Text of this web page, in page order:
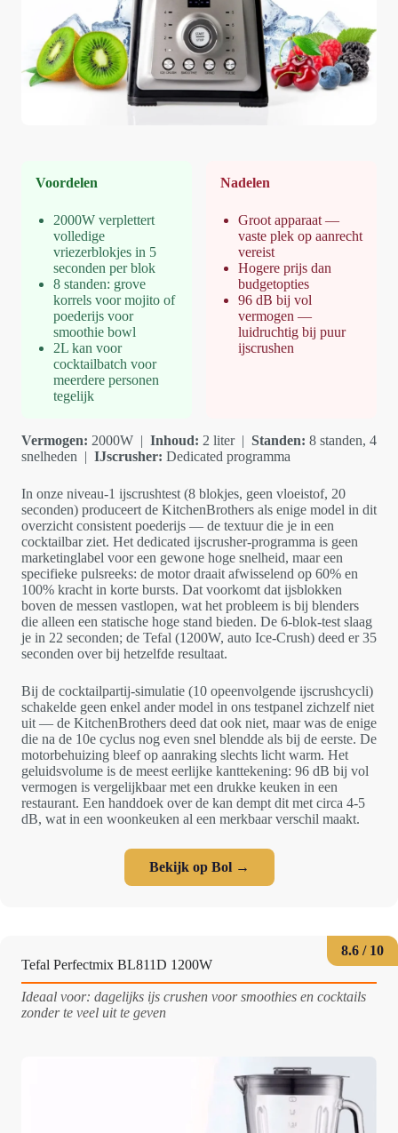
Voordelen
2000W verplettert
volledige
vriezerblokjes in 5
seconden per blok
8 standen: grove
korrels voor mojito of
poederijs voor
smoothie bowl
2L kan voor
cocktailbatch voor
meerdere personen
tegelijk
Nadelen
Groot apparaat —
vaste plek op aanrecht
vereist
Hogere prijs dan
budgetopties
96 dB bij vol
vermogen —
luidruchtig bij puur
ijscrushen
Vermogen: 2000W | Inhoud: 2 liter | Standen: 8 standen, 4
snelheden | IJscrusher: Dedicated programma
In onze niveau-1 ijscrushtest (8 blokjes, geen vloeistof, 20
seconden) produceert de KitchenBrothers als enige model in dit
overzicht consistent poederijs — de textuur die je in een
cocktailbar ziet. Het dedicated ijscrusher-programma is geen
marketinglabel voor een gewone hoge snelheid, maar een
specifieke pulsreeks: de motor draait afwisselend op 60% en
100% kracht in korte bursts. Dat voorkomt dat ijsblokken
boven de messen vastlopen, wat het probleem is bij blenders
die alleen een statische hoge stand bieden. De 6-blok-test slaag
je in 22 seconden; de Tefal (1200W, auto Ice-Crush) deed er 35
seconden over bij hetzelfde resultaat.
Bij de cocktailpartij-simulatie (10 opeenvolgende ijscrushcycli)
schakelde geen enkel ander model in ons testpanel zichzelf niet
uit — de KitchenBrothers deed dat ook niet, maar was de enige
die na de 10e cyclus nog even snel blendde als bij de eerste. De
motorbehuizing bleef op aanraking slechts licht warm. Het
geluidsvolume is de meest eerlijke kanttekening: 96 dB bij vol
vermogen is vergelijkbaar met een drukke keuken in een
restaurant. Een handdoek over de kan dempt dit met circa 4-5
dB, wat in een woonkeuken al een merkbaar verschil maakt.
Bekijk op Bol →
8.6 / 10
Tefal Perfectmix BL811D 1200W
Ideaal voor: dagelijks ijs crushen voor smoothies en cocktails
zonder te veel uit te geven